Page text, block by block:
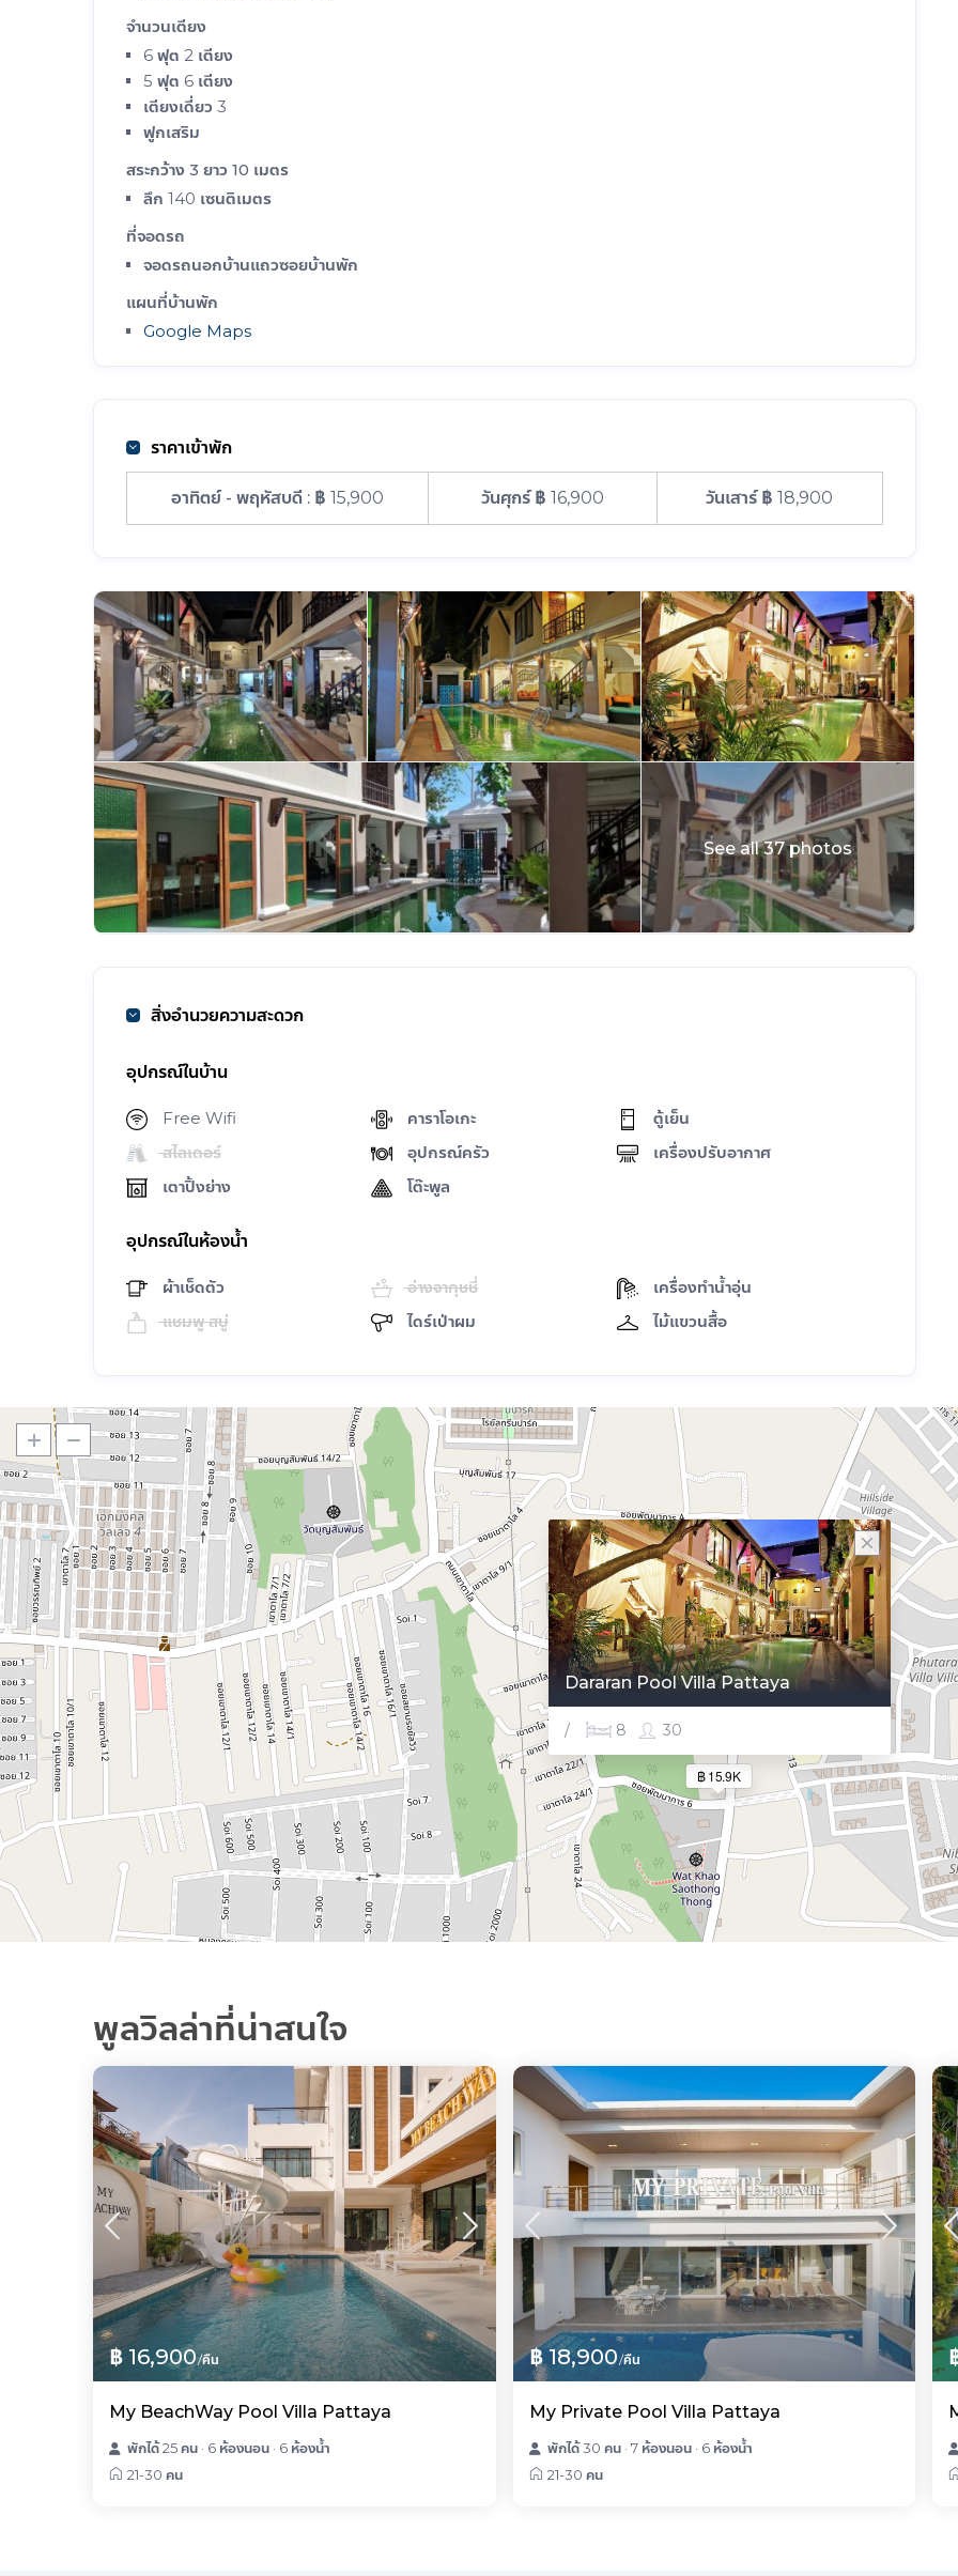
จำนวนเตียง
6 ฟุต 2 เตียง
5 ฟุต 6 เตียง
เตียงเดี่ยว 3
ฟูกเสริม
สระกว้าง 3 ยาว 10 เมตร
ลึก 140 เซนติเมตร
ที่จอดรถ
จอดรถนอกบ้านแถวซอยบ้านพัก
แผนที่บ้านพัก
Google Maps
ราคาเข้าพัก
อาทิตย์ - พฤหัสบดี : ฿ 15,900 ฿ 16,900 ฿ 18,900
See all 37 photos
สิ่งอำนวยความสะดวก
อุปกรณ์ในบ้าน
Free Wifi คาราโอเกะ
ตู้เย็น
สไลเดอร์
อุปกรณ์ครัว
เครื่องปรับอากาศ
เตาปิ้งย่าง
โต๊ะพูล
อุปกรณ์ในห้องน้ำ
ผ้าเช็ดตัว อ่างจากุชชี่
เครื่องทำน้ำอุ่น
แชมพู สบู่
ไดร์เป่าผม ไม้แขวนสื้อ
฿ 15.9K
Dararan Pool Villa Pattaya
/ 30
8
พูลวิลล่าที่น่าสนใจ
฿ 16,900/คืน
My BeachWay Pool Villa Pattaya
พักได้ 25 คน · 6 ห้องนอน · 6 ห้องน้ำ
21-30 คน
฿ 18,900/คืน
My Private Pool Villa Pattaya
พักได้ 30 คน · 7 ห้องนอน · 6 ห้องน้ำ
21-30 คน